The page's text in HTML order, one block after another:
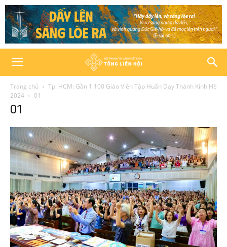
Trang chủ
Tp. HCM: Gần 1.100 Giáo Viên Tập Huấn Dạy Thánh Kinh Hè
2024
01
01